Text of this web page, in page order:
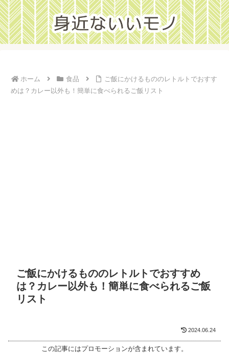
ホーム 食品
ご飯にかけるもののレトルトでおすす
めは？カレー以外も！簡単に食べられるご飯リスト
ご飯にかけるもののレトルトでおすすめ
は？カレー以外も！簡単に食べられるご飯
リスト
2024.06.24
この記事にはプロモーションが含まれています。